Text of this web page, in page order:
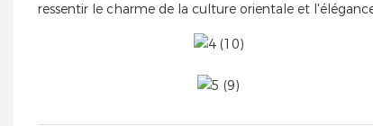
ressentir le charme de la culture orientale et